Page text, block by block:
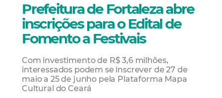
Prefeitura de Fortaleza abre
inscrições para o Edital de
Fomento a Festivais
Com investimento de R$ 3,6 milhões,
interessados podem se inscrever de 27 de
maio a 25 de junho pela Plataforma Mapa
Cultural do Ceará